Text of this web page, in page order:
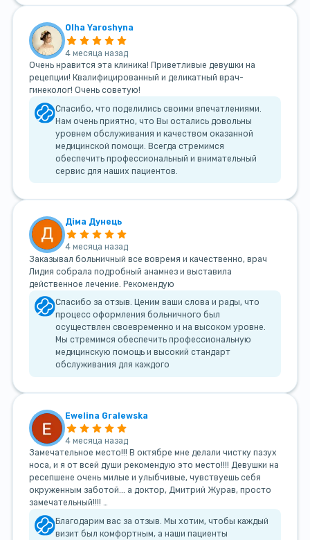
Olha Yaroshyna
4 месяца назад
Очень нравится эта клиника! Приветливые девушки на
рецепции! Квалифицированный и деликатный врач-
гинеколог! Очень советую!
Спасибо, что поделились своими впечатлениями.
Нам очень приятно, что Вы остались довольны
уровнем обслуживания и качеством оказанной
медицинской помощи. Всегда стремимся
обеспечить профессиональный и внимательный
сервис для наших пациентов.
Діма Дунець
4 месяца назад
Заказывал больничный все вовремя и качественно, врач
Лидия собрала подробный анамнез и выставила
действенное лечение. Рекомендую
Спасибо за отзыв. Ценим ваши слова и рады, что
процесс оформления больничного был
осуществлен своевременно и на высоком уровне.
Мы стремимся обеспечить профессиональную
медицинскую помощь и высокий стандарт
обслуживания для каждого
Ewelina Gralewska
4 месяца назад
Замечательное место!!! В октябре мне делали чистку пазух
носа, и я от всей души рекомендую это место!!!! Девушки на
ресепшене очень милые и улыбчивые, чувствуешь себя
окруженным заботой... а доктор, Дмитрий Журав, просто
замечательный!!!! …
Благодарим вас за отзыв. Мы хотим, чтобы каждый
визит был комфортным, а наши пациенты